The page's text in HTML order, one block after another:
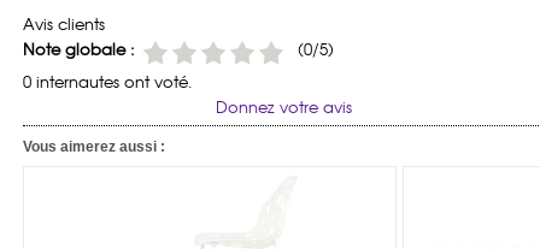
Avis clients
Note globale :
(0/5)
0 internautes ont voté.
Donnez votre avis
Vous aimerez aussi :